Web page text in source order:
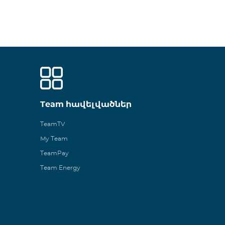
Team հավելվածներ
TeamTV
My Team
TeamPay
Team Energy